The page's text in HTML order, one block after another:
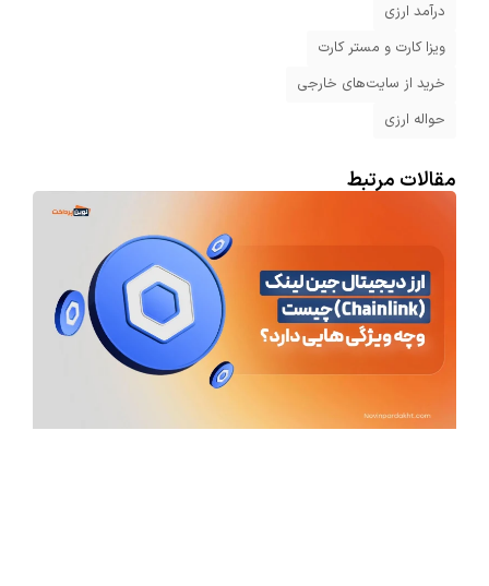
درآمد ارزی
ویزا کارت و مستر کارت
خرید از سایت‌های خارجی
حواله ارزی
مقالات مرتبط